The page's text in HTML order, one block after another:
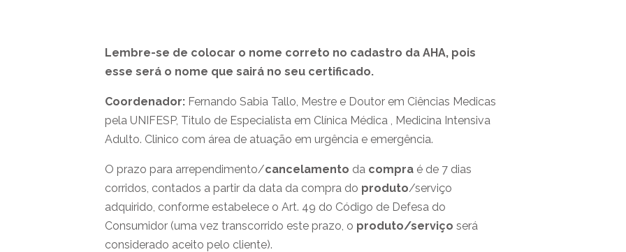
Lembre-se de colocar o nome correto no cadastro da AHA, pois
esse será o nome que sairá no seu certificado.
Coordenador: Fernando Sabia Tallo, Mestre e Doutor em Ciências Medicas
pela UNIFESP, Titulo de Especialista em Clínica Médica , Medicina Intensiva
Adulto. Clinico com área de atuação em urgência e emergência.
O prazo para arrependimento/cancelamento da compra é de 7 dias
corridos, contados a partir da data da compra do produto/serviço
adquirido, conforme estabelece o Art. 49 do Código de Defesa do
Consumidor (uma vez transcorrido este prazo, o produto/serviço será
considerado aceito pelo cliente).